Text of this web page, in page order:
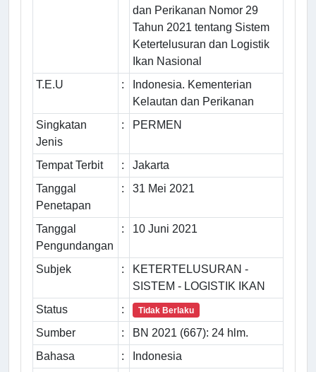
dan Perikanan Nomor 29
Tahun 2021 tentang Sistem
Ketertelusuran dan Logistik
Ikan Nasional
T.E.U
:
Indonesia. Kementerian
Kelautan dan Perikanan
Singkatan
Jenis
: PERMEN
Tempat Terbit :
Jakarta
Tanggal
Penetapan
: 31 Mei 2021
Tanggal
Pengundangan
: 10 Juni 2021
Subjek :
KETERTELUSURAN -
SISTEM - LOGISTIK IKAN
Status
: Tidak Berlaku
Sumber :
BN 2021 (667): 24 hlm.
Bahasa
:
Indonesia